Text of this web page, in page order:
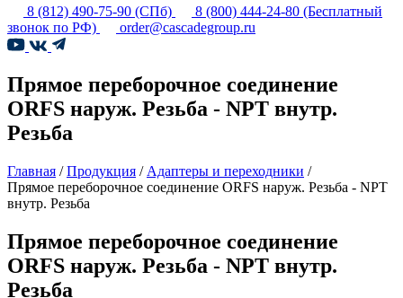
8 (812) 490-75-90 (СПб) 8 (800) 444-24-80 (Бесплатный
звонок по РФ)
order@cascadegroup.ru
Прямое переборочное соединение
ORFS наруж. Резьба - NPT внутр.
Резьба
Главная /Продукция / Адаптеры и переходники /
Прямое переборочное соединение ORFS наруж. Резьба - NPT
внутр. Резьба
Прямое переборочное соединение
ORFS наруж. Резьба - NPT внутр.
Резьба